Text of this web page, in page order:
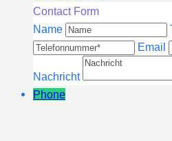
Contact Form
Name
Email
Nachricht
Phone